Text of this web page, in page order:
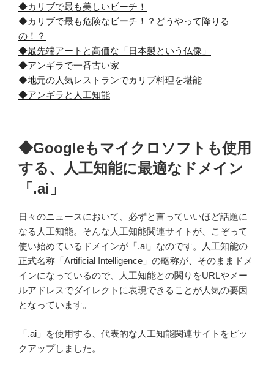
◆カリブで最も美しいビーチ！
◆カリブで最も危険なビーチ！？どうやって降りる
の！？
◆最先端アートと高価な「日本製という仏像」
◆アンギラで一番古い家
◆地元の人気レストランでカリブ料理を堪能
◆アンギラと人工知能
◆Googleもマイクロソフトも使用
する、人工知能に最適なドメイン
「.ai」
日々のニュースにおいて、必ずと言っていいほど話題に
なる人工知能。そんな人工知能関連サイトが、こぞって
使い始めているドメインが「.ai 」なのです。人工知能の
正式名称「Artificial Intelligence 」の略称が、そのままドメ
インになっているので、人工知能との関りをURLやメー
ルアドレスでダイレクトに表現できることが人気の要因
となっています。
「.ai」を使用する、代表的な人工知能関連サイトをピッ
クアップしました。